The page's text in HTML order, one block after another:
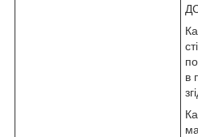
в